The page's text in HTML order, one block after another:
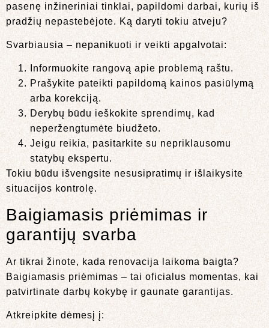
pasenę inžineriniai tinklai, papildomi darbai, kurių iš
pradžių nepastebėjote. Ką daryti tokiu atveju?
Svarbiausia – nepanikuoti ir veikti apgalvotai:
Informuokite rangovą apie problemą raštu.
Prašykite pateikti papildomą kainos pasiūlymą
arba korekciją.
Derybų būdu ieškokite sprendimų, kad
neperžengtumėte biudžeto.
Jeigu reikia, pasitarkite su nepriklausomu
statybų ekspertu.
Tokiu būdu išvengsite nesusipratimų ir išlaikysite
situacijos kontrolę.
Baigiamasis priėmimas ir
garantijų svarba
Ar tikrai žinote, kada renovacija laikoma baigta?
Baigiamasis priėmimas – tai oficialus momentas, kai
patvirtinate darbų kokybę ir gaunate garantijas.
Atkreipkite dėmesį į: